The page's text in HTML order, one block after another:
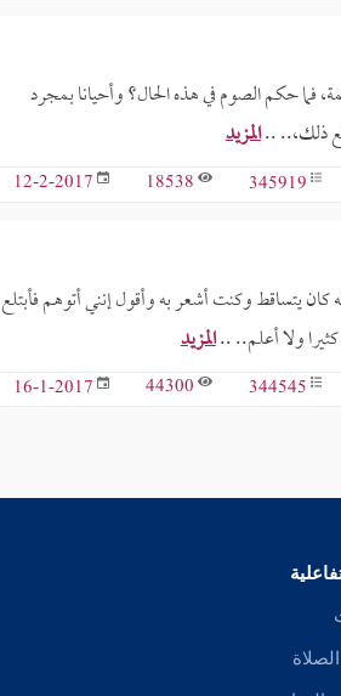
فما حكم الصوم في هذه الحال؟ وأحيانا بمجرد
ذلك،.. ..المزيد
345919
18538
12-2-2017
كان يتساقط وكنت أشعر به وأقول إنني أتوهم فأبتلع
ولا أعلم.. ..المزيد
344545
44300
16-1-2017